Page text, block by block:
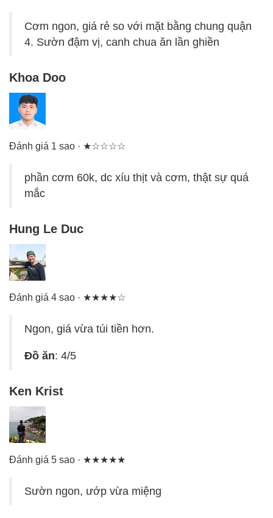
Cơm ngon, giá rẻ so với mặt bằng chung quận
4. Sườn đậm vị, canh chua ăn lần ghiền
Khoa Doo
Đánh giá 1 sao · ★☆☆☆☆
phần cơm 60k, dc xíu thịt và cơm, thật sự quá
mắc
Hung Le Duc
Đánh giá 4 sao · ★★★★☆
Ngon, giá vừa túi tiền hơn.
Đồ ăn: 4/5
Ken Krist
Đánh giá 5 sao · ★★★★★
Sườn ngon, ướp vừa miệng